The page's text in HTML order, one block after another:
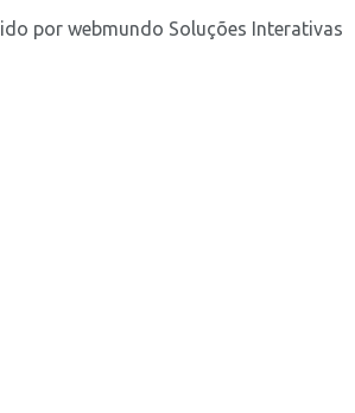
por webmundo Soluções Interativas